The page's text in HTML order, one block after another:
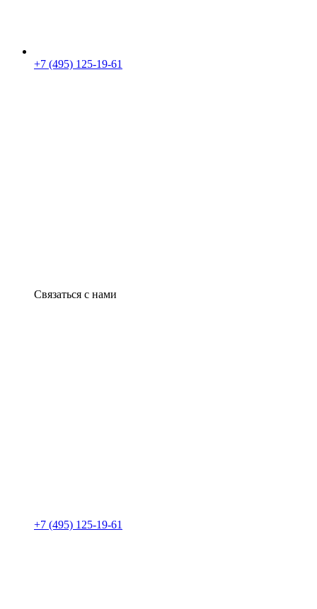
+7 (495) 125-19-61
Связаться с нами
+7 (495) 125-19-61